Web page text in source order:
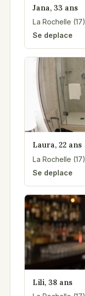
Jana, 33 ans
La Rochelle (17)
Se deplace
Laura, 22 ans
La Rochelle (17)
Se deplace
Lili, 38 ans